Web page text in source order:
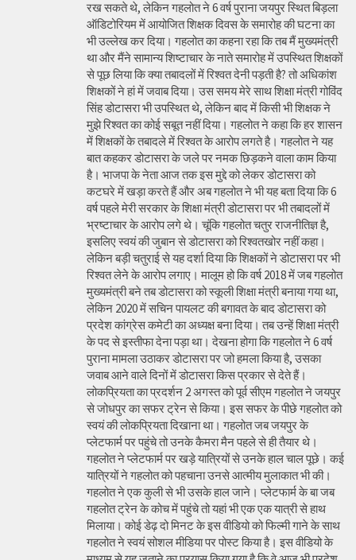
रख सकते थे, लेकिन गहलोत ने 6 वर्ष पुराना जयपुर स्थित बिड़ला
ऑडिटोरियम में आयोजित शिक्षक दिवस के समारोह की घटना का
भी उल्लेख कर दिया। गहलोत का कहना रहा कि तब मैं मुख्यमंत्री
था और मैंने सामान्य शिष्टाचार के नाते समारोह में उपस्थित शिक्षकों
से पूछ लिया कि क्या तबादलों में रिश्वत देनी पड़ती है? तो अधिकांश
शिक्षकों ने हां में जवाब दिया। उस समय मेरे साथ शिक्षा मंत्री गोविंद
सिंह डोटासरा भी उपस्थित थे, लेकिन बाद में किसी भी शिक्षक ने
मुझे रिश्वत का कोई सबूत नहीं दिया। गहलोत ने कहा कि हर शासन
में शिक्षकों के तबादले में रिश्वत के आरोप लगते है। गहलोत ने यह
बात कहकर डोटासरा के जले पर नमक छिड़कने वाला काम किया
है। भाजपा के नेता आज तक इस मुद्दे को लेकर डोटासरा को
कटघरे में खड़ा करते हैं और अब गहलोत ने भी यह बता दिया कि 6
वर्ष पहले मेरी सरकार के शिक्षा मंत्री डोटासरा पर भी तबादलों में
भ्रष्टाचार के आरोप लगे थे। चूंकि गहलोत चतुर राजनीतिज्ञ है,
इसलिए स्वयं की जुबान से डोटासरा को रिश्वतखोर नहीं कहा।
लेकिन बड़ी चतुराई से यह दर्शा दिया कि शिक्षकों ने डोटासरा पर भी
रिश्वत लेने के आरोप लगाए। मालूम हो कि वर्ष 2018 में जब गहलोत
मुख्यमंत्री बने तब डोटासरा को स्कूली शिक्षा मंत्री बनाया गया था,
लेकिन 2020 में सचिन पायलट की बगावत के बाद डोटासरा को
प्रदेश कांग्रेस कमेटी का अध्यक्ष बना दिया। तब उन्हें शिक्षा मंत्री
के पद से इस्तीफा देना पड़ा था। देखना होगा कि गहलोत ने 6 वर्ष
पुराना मामला उठाकर डोटासरा पर जो हमला किया है, उसका
जवाब आने वाले दिनों में डोटासरा किस प्रकार से देते हैं।
लोकप्रियता का प्रदर्शन 2 अगस्त को पूर्व सीएम गहलोत ने जयपुर
से जोधपुर का सफर ट्रेन से किया। इस सफर के पीछे गहलोत को
स्वयं की लोकप्रियता दिखाना था। गहलोत जब जयपुर के
प्लेटफार्म पर पहुंचे तो उनके कैमरा मैन पहले से ही तैयार थे।
गहलोत ने प्लेटफार्म पर खड़े यात्रियों से उनके हाल चाल पूछे। कई
यात्रियों ने गहलोत को पहचाना उनसे आत्मीय मुलाकात भी की।
गहलोत ने एक कुली से भी उसके हाल जाने। प्लेटफार्म के बा जब
गहलोत ट्रेन के कोच में पहुंचे तो यहां भी एक एक यात्री से हाथ
मिलाया। कोई डेढ़ दो मिनट के इस वीडियो को फिल्मी गाने के साथ
गहलोत ने स्वयं सोशल मीडिया पर पोस्ट किया है। इस वीडियो के